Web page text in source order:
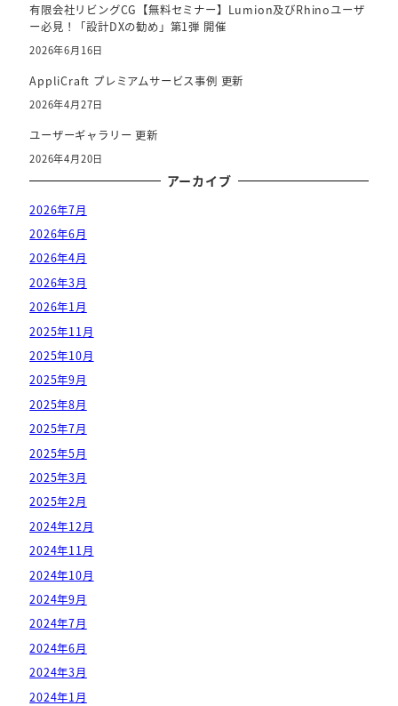
有限会社リビングCG【無料セミナー】Lumion及びRhinoユーザ
ー必見！「設計DXの勧め」第1弾 開催
2026年6月16日
AppliCraft プレミアムサービス事例 更新
2026年4月27日
ユーザーギャラリー 更新
2026年4月20日
アーカイブ
2026年7月
2026年6月
2026年4月
2026年3月
2026年1月
2025年11月
2025年10月
2025年9月
2025年8月
2025年7月
2025年5月
2025年3月
2025年2月
2024年12月
2024年11月
2024年10月
2024年9月
2024年7月
2024年6月
2024年3月
2024年1月